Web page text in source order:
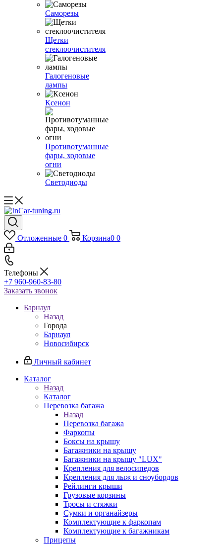
Саморезы
Щетки
стеклоочистителя
Галогеновые
лампы
Ксенон
Противотуманные
фары, ходовые
огни
Светодиоды
Отложенные 0 Корзина0 0
Телефоны
+7 960-960-83-80
Заказать звонок
Барнаул
Назад
Города
Барнаул
Новосибирск
Личный кабинет
Каталог
Назад
Каталог
Перевозка багажа
Назад
Перевозка багажа
Фаркопы
Боксы на крышу
Багажники на крышу
Багажники на крышу "LUX"
Крепления для велосипедов
Крепления для лыж и сноубордов
Рейлинги крыши
Грузовые корзины
Тросы и стяжки
Сумки и органайзеры
Комплектующие к фаркопам
Комплектующие к багажникам
Прицепы